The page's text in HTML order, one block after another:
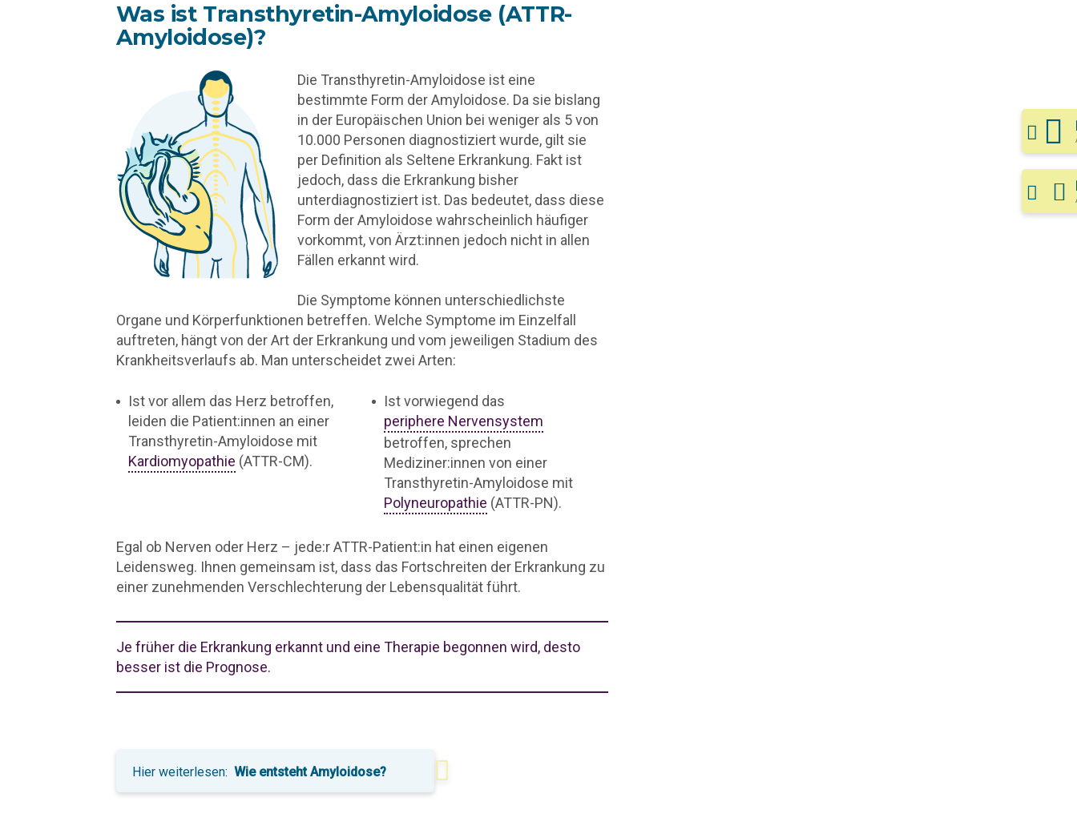
Was ist Transthyretin-Amyloidose (ATTR-
Amyloidose)?
Die Transthyretin-Amyloidose ist eine
bestimmte Form der Amyloidose. Da sie bislang
in der Europäischen Union bei weniger als 5 von
10.000 Personen diagnostiziert wurde, gilt sie
per Definition als Seltene Erkrankung. Fakt ist
jedoch, dass die Erkrankung bisher
unterdiagnostiziert ist. Das bedeutet, dass diese
Form der Amyloidose wahrscheinlich häufiger
vorkommt, von Ärzt:innen jedoch nicht in allen
Fällen erkannt wird.
Die Symptome können unterschiedlichste
Organe und Körperfunktionen betreffen. Welche Symptome im Einzelfall
auftreten, hängt von der Art der Erkrankung und vom jeweiligen Stadium des
Krankheitsverlaufs ab. Man unterscheidet zwei Arten:
Ist vor allem das Herz betroffen,
leiden die Patient:innen an einer
Transthyretin-Amyloidose mit
Kardiomyopathie (ATTR-CM).
Ist vorwiegend das
periphere Nervensystem
betroffen, sprechen
Mediziner:innen von einer
Transthyretin-Amyloidose mit
Polyneuropathie (ATTR-PN).
Egal ob Nerven oder Herz – jede:r ATTR-Patient:in hat einen eigenen
Leidensweg. Ihnen gemeinsam ist, dass das Fortschreiten der Erkrankung zu
einer zunehmenden Verschlechterung der Lebensqualität führt.
Je früher die Erkrankung erkannt und eine Therapie begonnen wird, desto
besser ist die Prognose.
Hier weiterlesen: Wie entsteht Amyloidose?